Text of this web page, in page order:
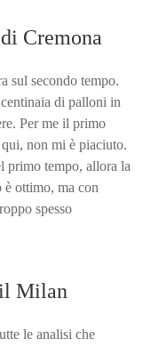
Cremona
sul secondo tempo.
di palloni in
Per me il primo
non mi è piaciuto.
primo tempo, allora la
è ottimo, ma con
spesso
Milan
le analisi che